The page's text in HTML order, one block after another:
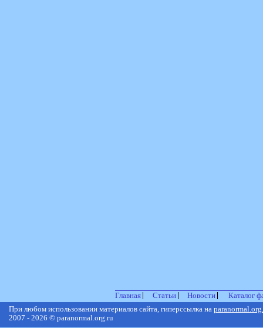
Главная Статьи Новости
Каталог
При любом использовании материалов сайта, гиперссылка на
2007 - 2026 © paranormal.org.ru